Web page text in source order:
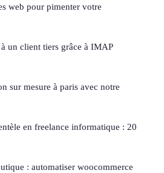
web pour pimenter votre
un client tiers grâce à IMAP
sur mesure à paris avec notre
en freelance informatique : 20
: automatiser woocommerce